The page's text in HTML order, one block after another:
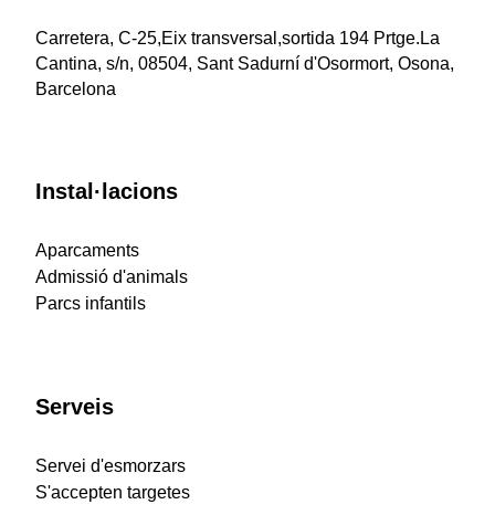
Carretera, C-25,Eix transversal,sortida 194 Prtge.La
Cantina, s/n, 08504, Sant Sadurní d'Osormort, Osona,
Barcelona
Instal·lacions
Aparcaments
Admissió d'animals
Parcs infantils
Serveis
Servei d'esmorzars
S'accepten targetes